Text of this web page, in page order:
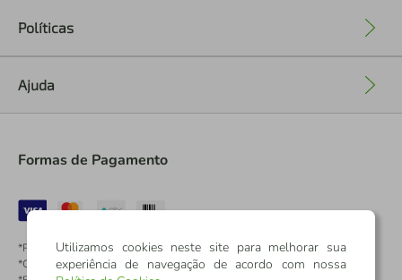
Políticas
Ajuda
Formas de Pagamento
*Pontos dos Cartões Sicredi
*Cartões Sicredi
Utilizamos cookies neste site para melhorar sua
experiência de navegação de acordo com nossa